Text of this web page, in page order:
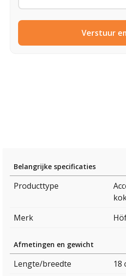
Verstuur
Belangrijke specificaties
Producttype
Merk
Afmetingen en gewicht
Lengte/breedte
18